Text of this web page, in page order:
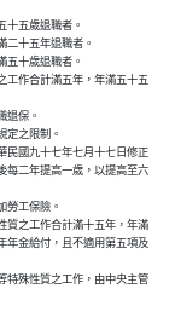
十五歲退職者。
二十五年退職者。
五十歲退職者。
工作合計滿五年，年滿五十五
退保。
定之限制。
民國九十七年七月十七日修正
每二年提高一歲，以提高至六
勞工保險。
質之工作合計滿十五年，年滿
年金給付，且不適用第五項及
特殊性質之工作，由中央主管